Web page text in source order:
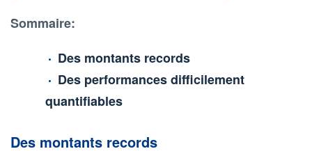
Sommaire:
Des montants records
Des performances difficilement
quantifiables
Des montants records